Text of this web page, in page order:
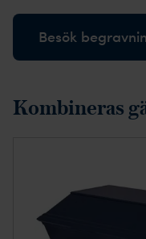
Besök
Kombineras